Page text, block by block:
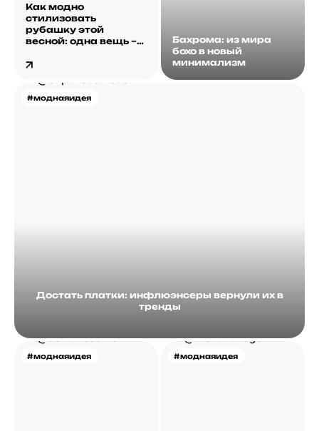
Как модно
стилизовать
рубашку этой
весной: одна вещь –
Бахрома: из мира
бохо в новый
минимализм
#моднаяидея
Достать платки: инфлюэнсеры вернули их в
тренды
#моднаяидея #моднаяидея